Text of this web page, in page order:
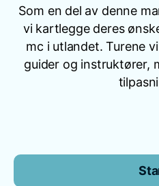
Som en del av denne
vi kartlegge deres
mc i utlandet. Turene
guider og instruktører,